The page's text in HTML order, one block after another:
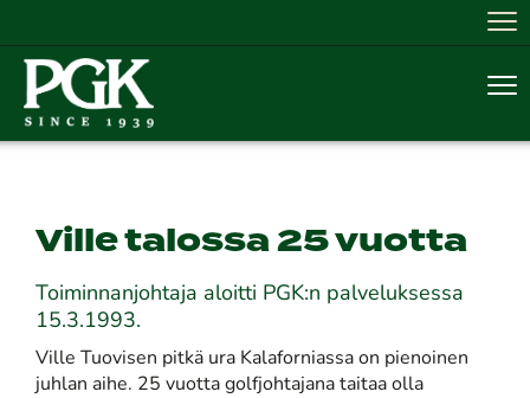
Ville talossa 25 vuotta
Toiminnanjohtaja aloitti PGK:n palveluksessa
15.3.1993.
Ville Tuovisen pitkä ura Kalaforniassa on pienoinen
juhlan aihe. 25 vuotta golfjohtajana taitaa olla